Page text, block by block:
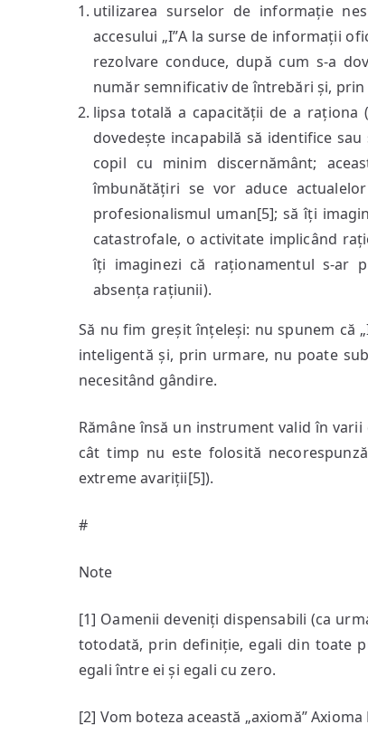
utilizarea surselor de informație
accesului „I”A la surse de informații
rezolvare conduce, după cum s-a
număr semnificativ de întrebări și,
lipsa totală a capacității de a raționa
dovedește incapabilă să identifice
copil cu minim discernământ;
îmbunătățiri se vor aduce
profesionalismul uman[5]; să îți
catastrofale, o activitate implicând
îți imaginezi că raționamentul s-ar
absența rațiunii).
Să nu fim greșit înțeleși: nu spunem că
inteligentă și, prin urmare, nu poate
necesitând gândire.
Rămâne însă un instrument valid în
cât timp nu este folosită
extreme avariții[5]).
#
Note
[1] Oamenii deveniți dispensabili (ca
totodată, prin definiție, egali din toate
egali între ei și egali cu zero.
[2] Vom boteza această „axiomă”